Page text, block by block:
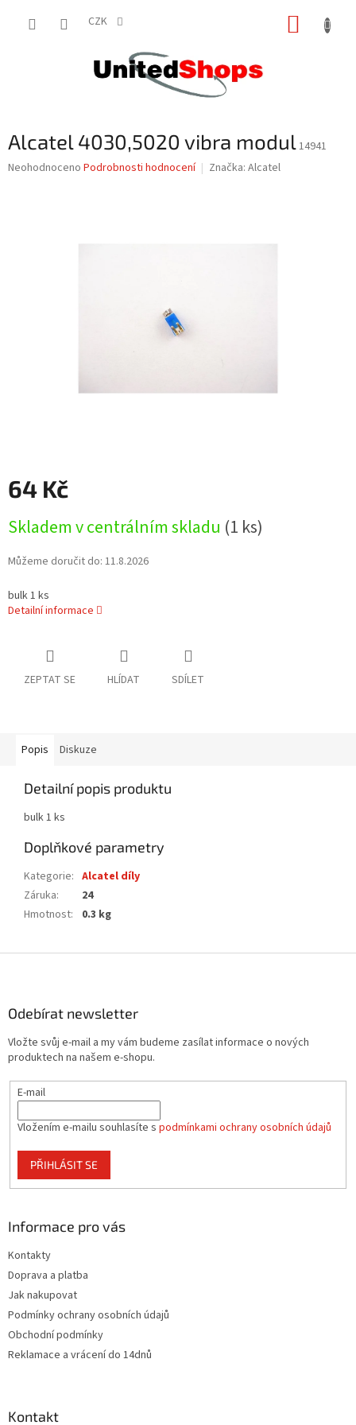
CZK
Alcatel 4030,5020 vibra modul14941
Průměrné
Neohodnoceno Podrobnosti hodnocení Značka: Alcatel
64 Kč
cena:
Skladem v centrálním skladu (1 ks)
Můžeme doručit do: 11.8.2026
bulk 1 ks
Detailní informace
ZEPTAT SE HLÍDAT SDÍLET
Popis Diskuze
Detailní popis produktu
bulk 1 ks
Doplňkové parametry
Kategorie: Alcatel díly
Záruka:
24
Hmotnost: 0.3 kg
Odebírat newsletter
Vložte svůj e-mail a my vám budeme zasílat informace o nových
produktech na našem e-shopu.
E-mail
Vložením e-mailu souhlasíte s podmínkami ochrany osobních údajů
PŘIHLÁSIT SE
Informace pro vás
Kontakty
Doprava a platba
Jak nakupovat
Podmínky ochrany osobních údajů
Obchodní podmínky
Reklamace a vrácení do 14dnů
Kontakt